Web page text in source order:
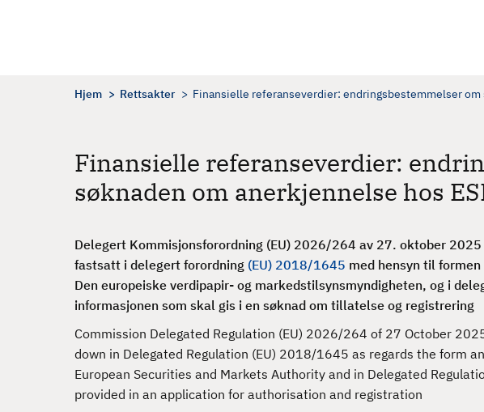
Hjem Rettsakter Finansielle referanseverdier: endringsbestemmelser om
Finansielle referanseverdier:
søknaden om anerkjennelse hos
Delegert Kommisjonsforordning (EU) 2026/264 av 27. oktober
fastsatt i delegert forordning (EU) 2018/1645 med hensyn til formen
Den europeiske verdipapir- og markedstilsynsmyndigheten, og i
informasjonen som skal gis i en søknad om tillatelse og registrering
Commission Delegated Regulation (EU) 2026/264 of 27 October
down in Delegated Regulation (EU) 2018/1645 as regards the form
European Securities and Markets Authority and in Delegated
provided in an application for authorisation and registration